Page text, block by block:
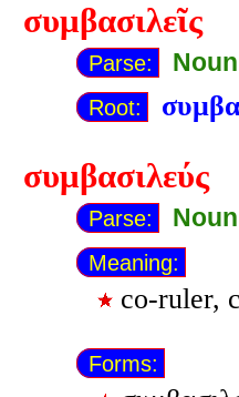
συμβασιλεῖς
Parse:
Root:
συμβασιλεύς
Parse:
Meaning:
co-ruler,
Forms: